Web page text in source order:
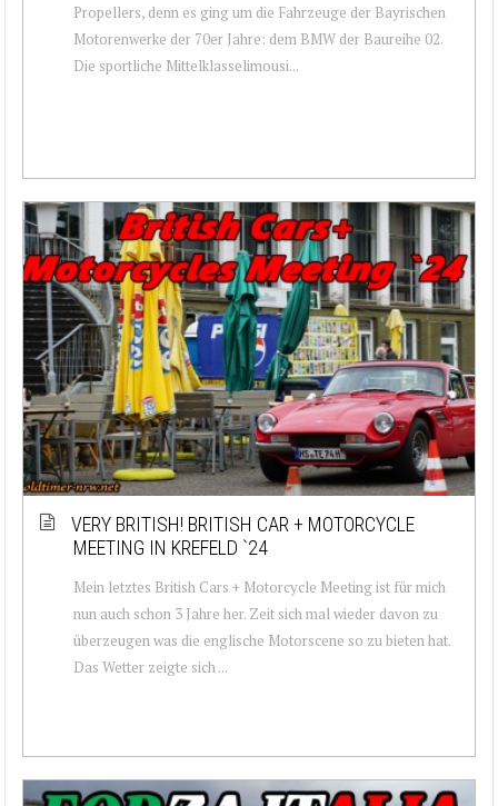
Propellers, denn es ging um die Fahrzeuge der Bayrischen
Motorenwerke der 70er Jahre: dem BMW der Baureihe 02.
Die sportliche Mittelklasselimousi...
VERY BRITISH! BRITISH CAR + MOTORCYCLE
MEETING IN KREFELD `24
Mein letztes British Cars + Motorcycle Meeting ist für mich
nun auch schon 3 Jahre her. Zeit sich mal wieder davon zu
überzeugen was die englische Motorscene so zu bieten hat.
Das Wetter zeigte sich ...